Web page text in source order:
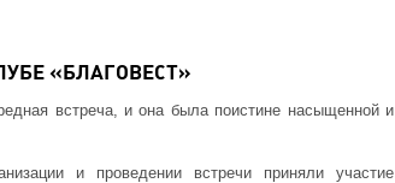
«БЛАГОВЕСТ»
встреча, и она была поистине насыщенной и
и проведении встречи приняли участие